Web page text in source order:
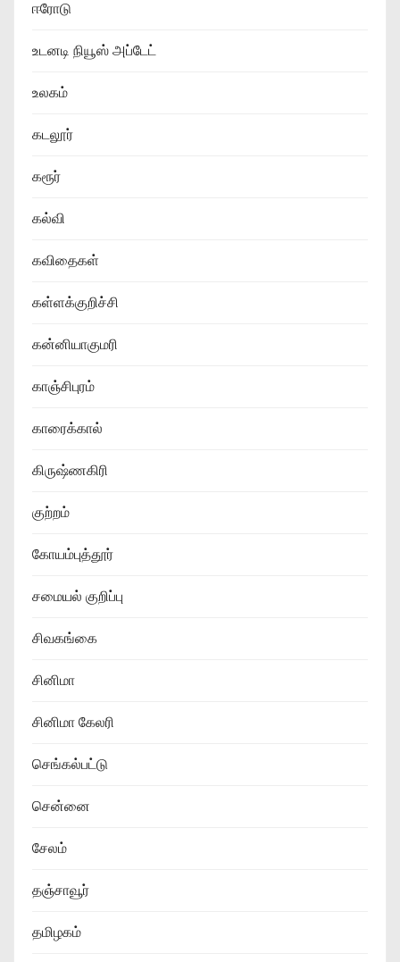
ஈரோடு
உடனடி நியூஸ் அப்டேட்
உலகம்
கடலூர்
கரூர்
கல்வி
கவிதைகள்
கள்ளக்குறிச்சி
கன்னியாகுமரி
காஞ்சிபுரம்
காரைக்கால்
கிருஷ்ணகிரி
குற்றம்
கோயம்புத்தூர்
சமையல் குறிப்பு
சிவகங்கை
சினிமா
சினிமா கேலரி
செங்கல்பட்டு
சென்னை
சேலம்
தஞ்சாவூர்
தமிழகம்